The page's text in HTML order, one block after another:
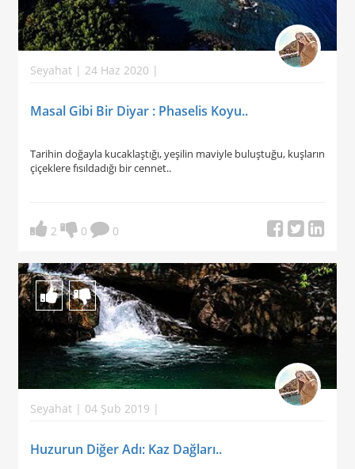
Seyahat | 24 Haz 2020 |
Masal Gibi Bir Diyar : Phaselis Koyu..
Tarihin doğayla kucaklaştığı, yeşilin maviyle buluştuğu, kuşların
çiçeklere fısıldadığı bir cennet..
2 0 0
Seyahat | 04 Şub 2019 |
Huzurun Diğer Adı: Kaz Dağları..